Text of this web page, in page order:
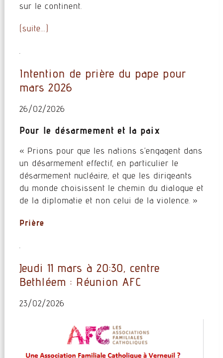
sur le continent.
(suite…)
Intention de prière du pape pour
mars 2026
26/02/2026
Pour le désarmement et la paix
« Prions pour que les nations s’engagent dans
un désarmement effectif, en particulier le
désarmement nucléaire, et que les dirigeants
du monde choisissent le chemin du dialogue et
de la diplomatie et non celui de la violence. »
Prière
Jeudi 11 mars à 20:30, centre
Bethléem : Réunion AFC
23/02/2026